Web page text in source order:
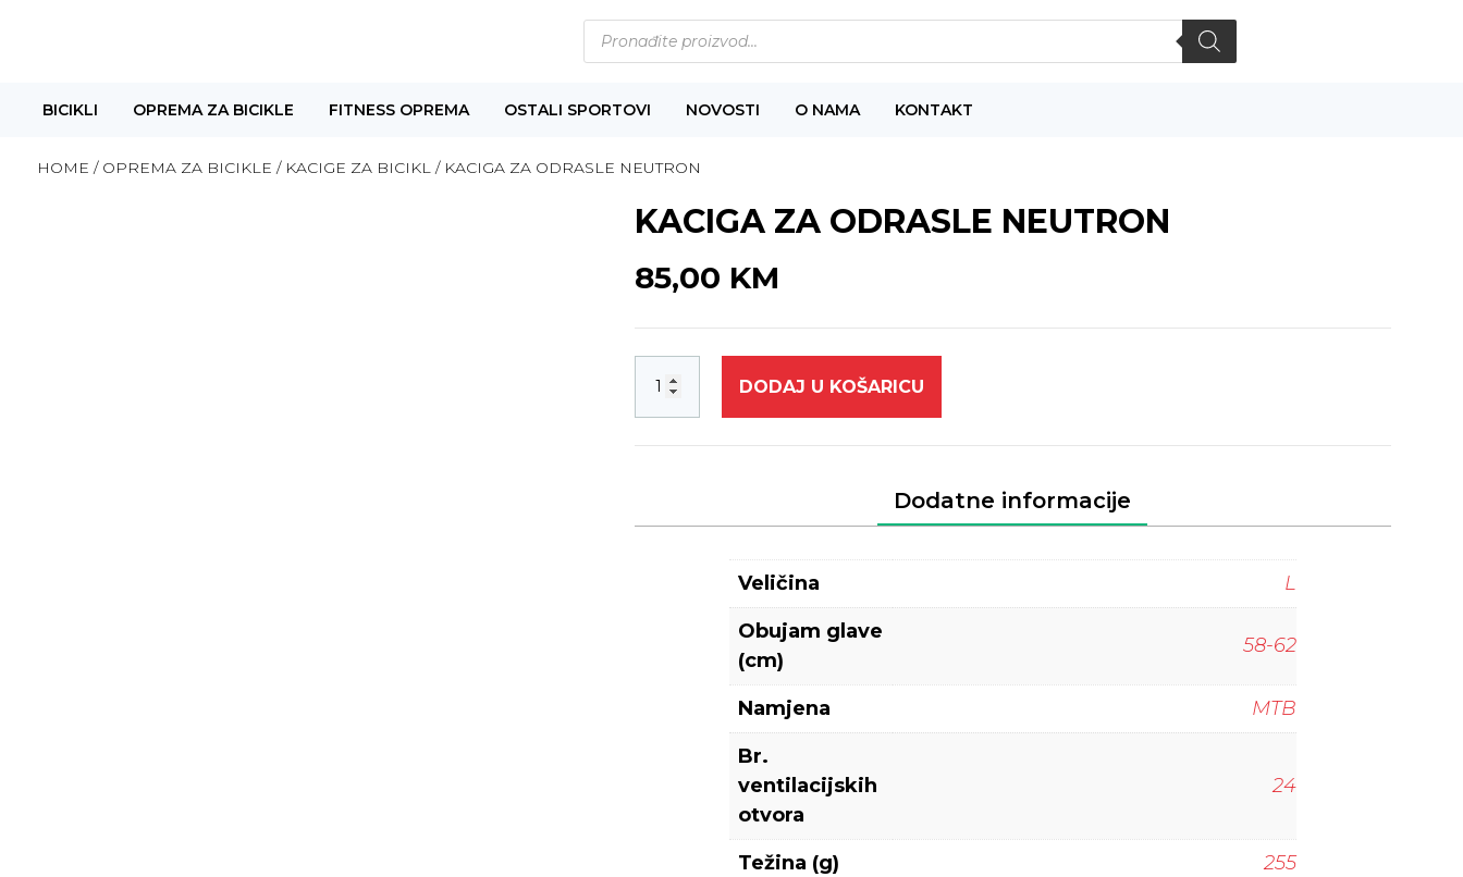
Products
search
BICIKLI OPREMA ZA BICIKLE FITNESS OPREMA OSTALI SPORTOVI NOVOSTI O NAMA KONTAKT
HOME / OPREMA ZA BICIKLE / KACIGE ZA BICIKL/ KACIGA ZA ODRASLE NEUTRON
KACIGA ZA ODRASLE NEUTRON
85,00 KM
DODAJ U KOŠARICU
Dodatne informacije
Veličina
L
Obujam glave
(cm)
58-62
Namjena
MTB
Br.
ventilacijskih
otvora
24
Težina (g)
255